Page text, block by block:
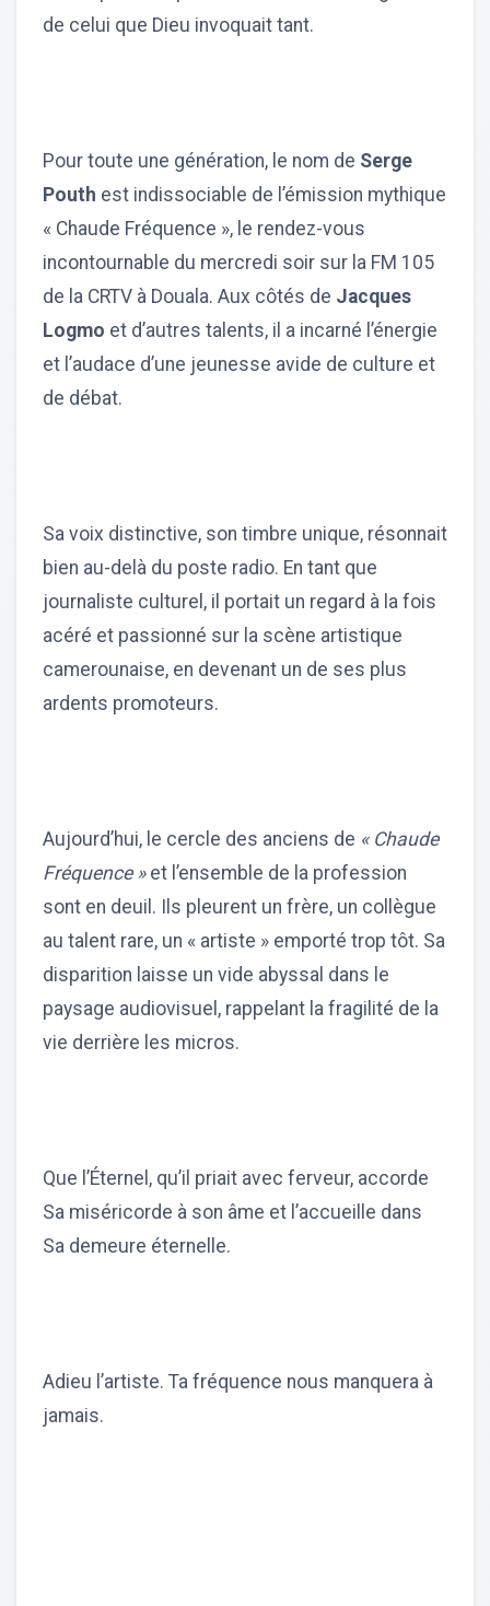
de celui que Dieu invoquait tant.
Pour toute une génération, le nom de Serge
Pouth est indissociable de l’émission mythique
« Chaude Fréquence », le rendez-vous
incontournable du mercredi soir sur la FM 105
de la CRTV à Douala. Aux côtés de Jacques
Logmo et d’autres talents, il a incarné l’énergie
et l’audace d’une jeunesse avide de culture et
de débat.
Sa voix distinctive, son timbre unique, résonnait
bien au-delà du poste radio. En tant que
journaliste culturel, il portait un regard à la fois
acéré et passionné sur la scène artistique
camerounaise, en devenant un de ses plus
ardents promoteurs.
Aujourd’hui, le cercle des anciens de « Chaude
Fréquence » et l’ensemble de la profession
sont en deuil. Ils pleurent un frère, un collègue
au talent rare, un « artiste » emporté trop tôt. Sa
disparition laisse un vide abyssal dans le
paysage audiovisuel, rappelant la fragilité de la
vie derrière les micros.
Que l’Éternel, qu’il priait avec ferveur, accorde
Sa miséricorde à son âme et l’accueille dans
Sa demeure éternelle.
Adieu l’artiste. Ta fréquence nous manquera à
jamais.